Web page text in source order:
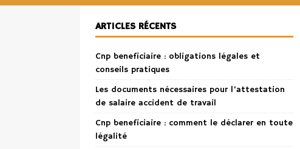
ARTICLES RÉCENTS
Cnp beneficiaire : obligations légales et
conseils pratiques
Les documents nécessaires pour l’attestation
de salaire accident de travail
Cnp beneficiaire : comment le déclarer en toute
légalité